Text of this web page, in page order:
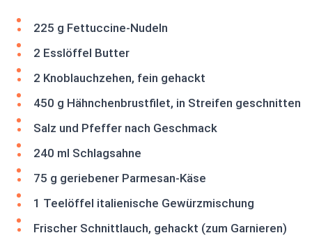
225 g Fettuccine-Nudeln
2 Esslöffel Butter
2 Knoblauchzehen, fein gehackt
450 g Hähnchenbrustfilet, in Streifen geschnitten
Salz und Pfeffer nach Geschmack
240 ml Schlagsahne
75 g geriebener Parmesan-Käse
1 Teelöffel italienische Gewürzmischung
Frischer Schnittlauch, gehackt (zum Garnieren)